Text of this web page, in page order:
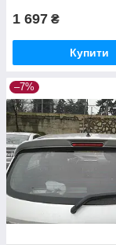
1 697 ₴
Купити
–7%